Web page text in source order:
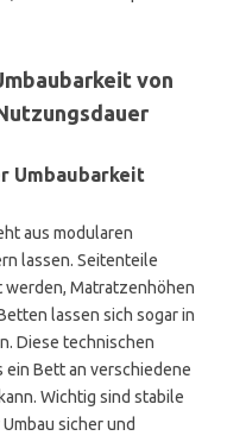
von
Umbaubarkeit
aus modularen
lassen. Seitenteile
Matratzenhöhen
lassen sich sogar in
Diese technischen
ein Bett an verschiedene
Wichtig sind stabile
sicher und